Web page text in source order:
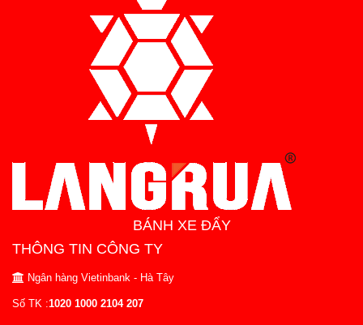
BÁNH XE ĐẨY
THÔNG TIN CÔNG TY
Ngân hàng Vietinbank - Hà Tây
Số TK :1020 1000 2104 207